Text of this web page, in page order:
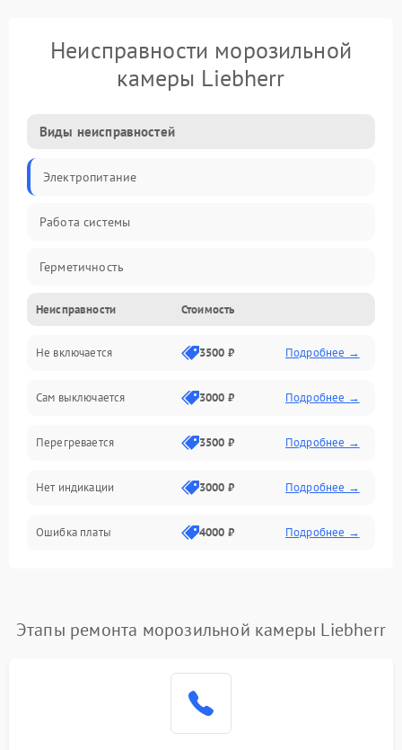
Неисправности морозильной
камеры Liebherr
Виды неисправностей
Электропитание
Работа системы
Герметичность
Механика
Неисправности Стоимость
Не включается 3500 ₽ Подробнее →
Сам выключается 3000 ₽ Подробнее →
Перегревается 3500 ₽ Подробнее →
Нет индикации 3000 ₽ Подробнее →
Ошибка платы 4000 ₽ Подробнее →
Этапы ремонта морозильной камеры Liebherr